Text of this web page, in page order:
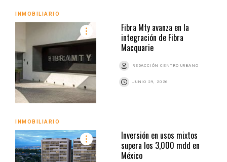
INMOBILIARIO
Fibra Mty avanza en la
integración de Fibra
Macquarie
REDACCIÓN CENTRO URBANO
JUNIO 29, 2026
INMOBILIARIO
Inversión en usos mixtos
supera los 3,000 mdd en
México